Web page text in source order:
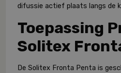
difussie actief plaats langs de
Toepassing
Solitex
De Solitex Fronta Penta is